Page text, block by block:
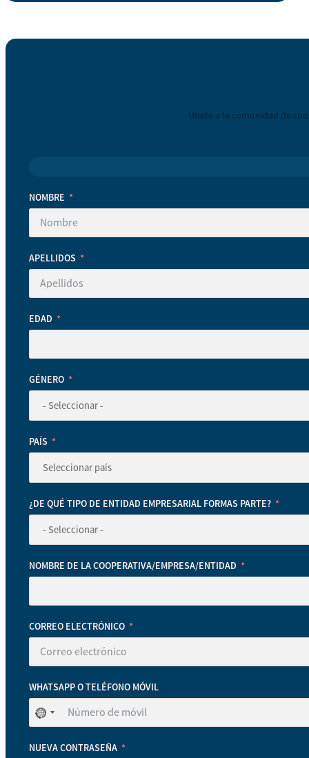
Únete a la comunidad de
NOMBRE
APELLIDOS
EDAD
GÉNERO
PAÍS
¿DE QUÉ TIPO DE ENTIDAD EMPRESARIAL FORMAS PARTE?
NOMBRE DE LA COOPERATIVA/EMPRESA/ENTIDAD
CORREO ELECTRÓNICO
WHATSAPP O TELÉFONO MÓVIL
No
se
ha
NUEVA CONTRASEÑA